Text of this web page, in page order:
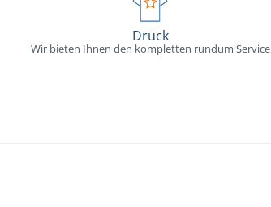
Druck
Wir bieten Ihnen den kompletten rundum Service